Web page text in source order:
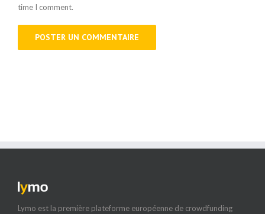
time I comment.
Lymo est la première plateforme européenne de crowdfunding